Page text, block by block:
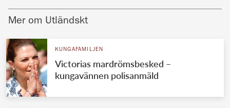
Mer om Utländskt
KUNGAFAMILJEN
Victorias mardrömsbesked –
kungavännen polisanmäld